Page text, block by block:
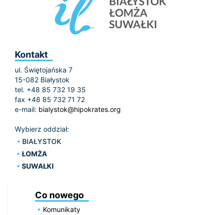
Kontakt
ul. Świętojańska 7
15-082 Białystok
tel. +48 85 732 19 35
fax +48 85 732 71 72
e-mail: bialystok@hipokrates.org
Wybierz oddział:
BIAŁYSTOK
ŁOMŻA
SUWAŁKI
Co nowego
Komunikaty